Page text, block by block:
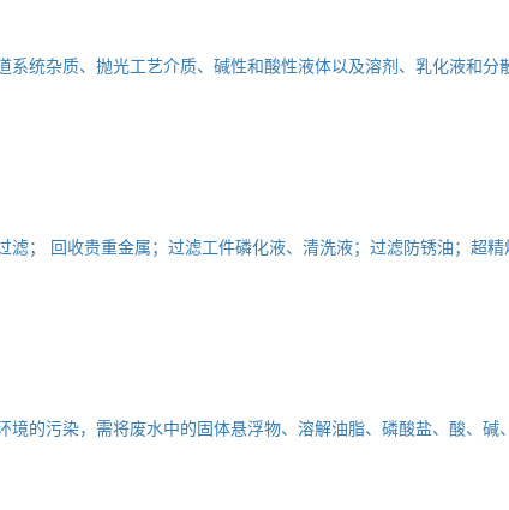
系统杂质、抛光工艺介质、碱性和酸性液体以及溶剂、乳化液和分
滤； 回收贵重金属；过滤工件磷化液、清洗液；过滤防锈油；超
境的污染，需将废水中的固体悬浮物、溶解油脂、磷酸盐、酸、